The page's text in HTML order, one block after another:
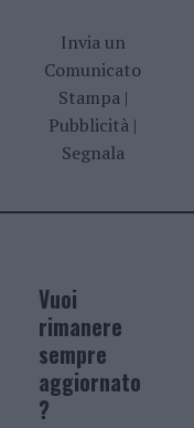
Invia un
Comunicato
Stampa|
Pubblicità |
Segnala
Vuoi
rimanere
sempre
aggiornato
?